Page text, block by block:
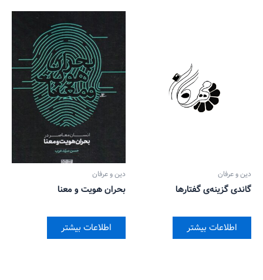
دین و عرفان
گاندی گزینه‌ی گفتارها
اطلاعات بیشتر
دین و عرفان
بحران هویت و معنا
اطلاعات بیشتر